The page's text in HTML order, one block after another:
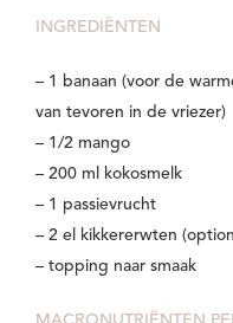
INGREDIËNTEN
– 1 banaan (voor de
van tevoren in de vriezer)
– 1/2 mango
– 200 ml kokosmelk
– 1 passievrucht
– 2 el kikkererwten
– topping naar smaak